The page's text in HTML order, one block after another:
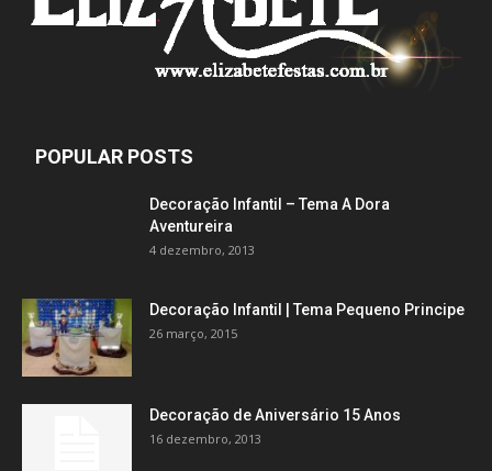
POPULAR POSTS
Decoração Infantil – Tema A Dora
Aventureira
4 dezembro, 2013
Decoração Infantil | Tema Pequeno Principe
26 março, 2015
Decoração de Aniversário 15 Anos
16 dezembro, 2013